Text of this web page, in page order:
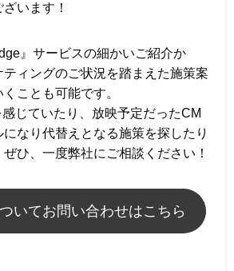
います！
』サービスの細かいご紹介か
ティングのご状況を踏まえた施策案
ことも可能です。
じていたり、放映予定だったCM
なり代替えとなる施策を探したり
ひ、一度弊社にご相談ください！
いてお問い合わせはこちら